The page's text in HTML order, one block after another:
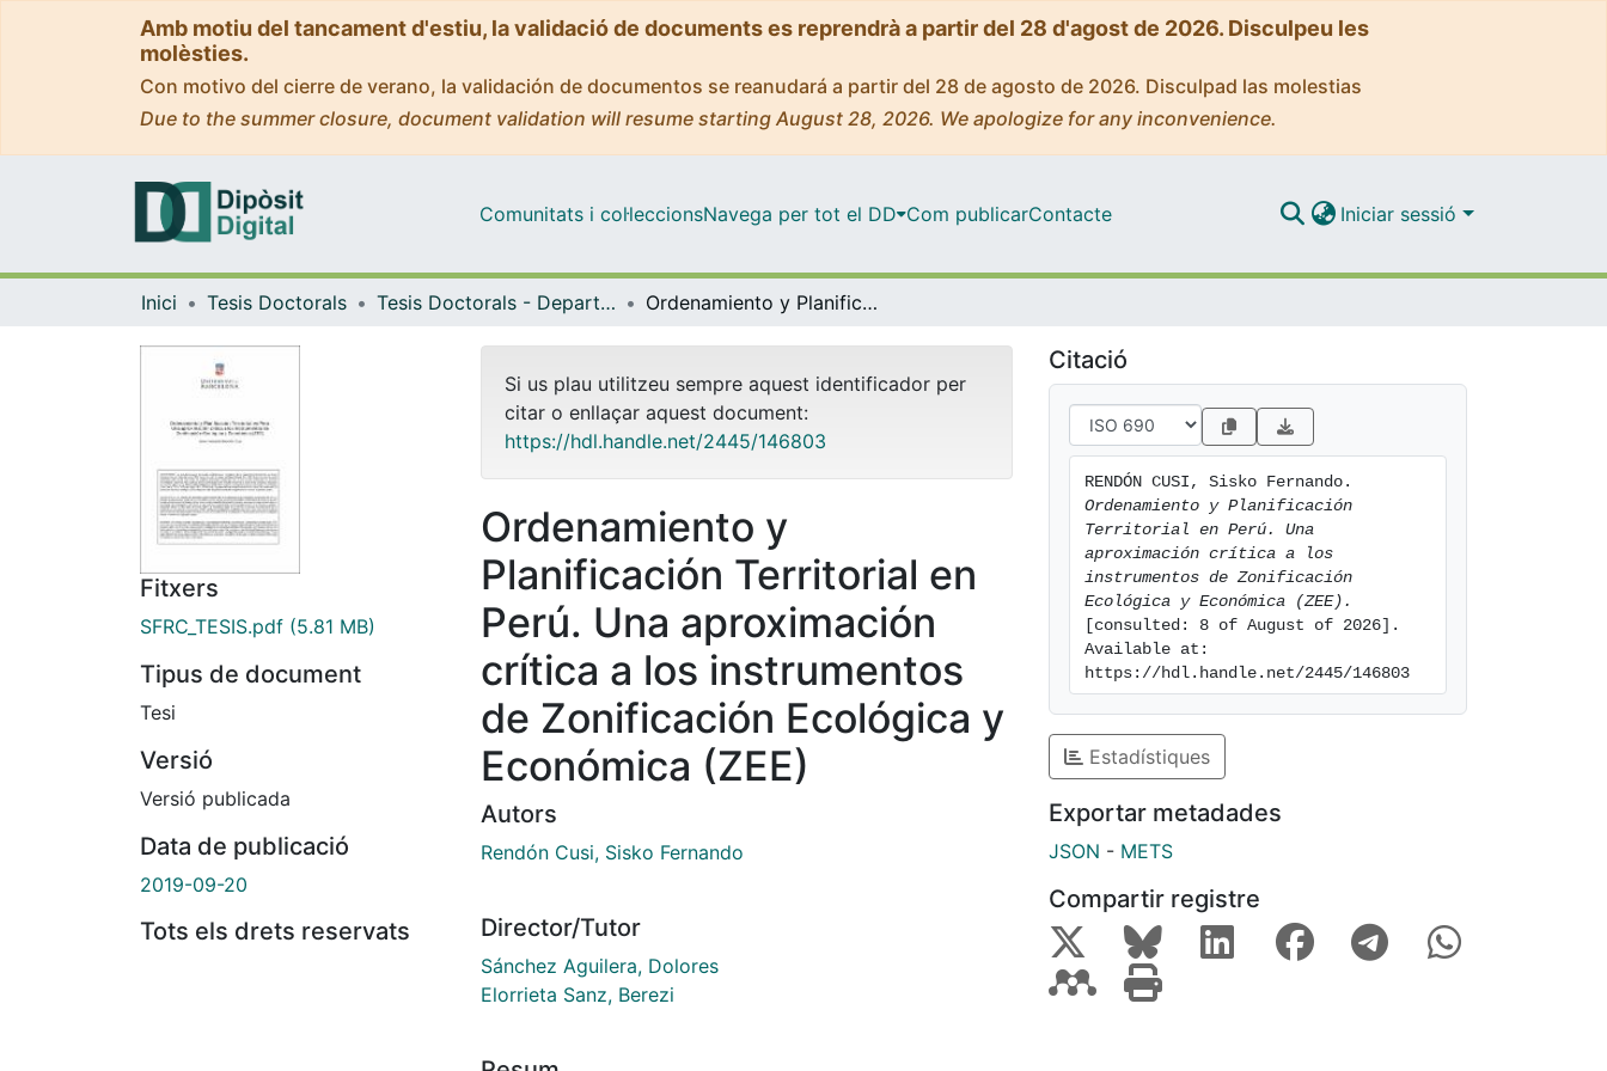
Amb motiu del tancament d'estiu, la validació de documents es reprendrà a partir del 28 d'agost de 2026. Disculpeu les
molèsties.
Con motivo del cierre de verano, la validación de documentos se reanudará a partir del 28 de agosto de 2026. Disculpad las molestias
Due to the summer closure, document validation will resume starting August 28, 2026. We apologize for any inconvenience.
Comunitats i col·leccionsNavega per tot el DD Com publicarContacte Iniciar sessió
Inici Tesis Doctorals Tesis Doctorals - Departament - Geografia Física i Anàlisi Geogràfica Regional Ordenamiento y Planificación Territorial en Perú. Una aproximación crítica a los instrumentos de Zonificación Ecológica y Económica (ZEE)
Fitxers
SFRC_TESIS.pdf (5.81 MB)
Tipus de document
Tesi
Versió
Versió publicada
Data de publicació
2019-09-20
Tots els drets reservats
Si us plau utilitzeu sempre aquest identificador per
citar o enllaçar aquest document:
https://hdl.handle.net/2445/146803
Ordenamiento y
Planificación Territorial en
Perú. Una aproximación
crítica a los instrumentos
de Zonificación Ecológica y
Económica (ZEE)
Autors
Rendón Cusi, Sisko Fernando
Director/Tutor
Sánchez Aguilera, Dolores
Elorrieta Sanz, Berezi
Citació
Ordenamiento y Planificación
Territorial en Perú. Una
aproximación crítica a los
instrumentos de Zonificación
Ecológica y Económica (ZEE).
[consulted: 8 of August of 2026].
Available at:
https://hdl.handle.net/2445/146803
Estadístiques
Exportar metadades
JSON - METS
Compartir registre